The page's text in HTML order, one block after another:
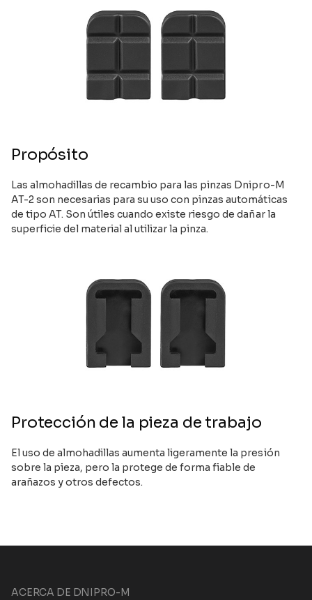
Propósito
Las almohadillas de recambio para las pinzas Dnipro-M
AT-2 son necesarias para su uso con pinzas automáticas
de tipo AT. Son útiles cuando existe riesgo de dañar la
superficie del material al utilizar la pinza.
Protección de la pieza de trabajo
El uso de almohadillas aumenta ligeramente la presión
sobre la pieza, pero la protege de forma fiable de
arañazos y otros defectos.
ACERCA DE DNIPRO-M